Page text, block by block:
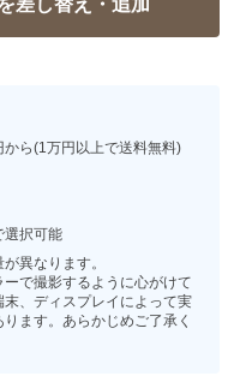
から(1万円以上で送料無料)
選択可能
異なります。
で撮影するように心がけて
、ディスプレイによって実
ます。あらかじめご了承く